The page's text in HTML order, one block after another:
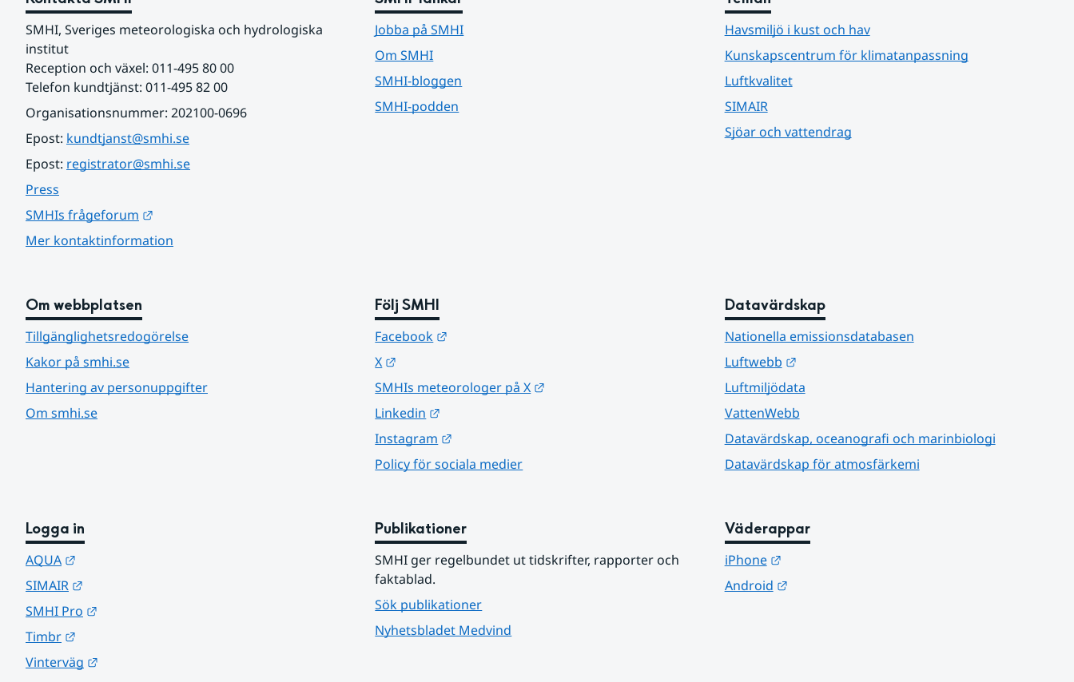
SMHI, Sveriges meteorologiska och hydrologiska
institut
Reception och växel: 011-495 80 00
Telefon kundtjänst: 011-495 82 00
Organisationsnummer: 202100-0696
Epost: kundtjanst@smhi.se
Epost: registrator@smhi.se
Press
SMHIs frågeforum
Mer kontaktinformation
Jobba på SMHI
Om SMHI
SMHI-bloggen
SMHI-podden
Havsmiljö i kust och hav
Kunskapscentrum för klimatanpassning
Luftkvalitet
SIMAIR
Sjöar och vattendrag
Om webbplatsen
Tillgänglighetsredogörelse
Kakor på smhi.se
Hantering av personuppgifter
Om smhi.se
Följ SMHI
Facebook
X
SMHIs meteorologer på X
Linkedin
Instagram
Policy för sociala medier
Datavärdskap
Nationella emissionsdatabasen
Luftwebb
Länk till annan webbplats.
Luftmiljödata
VattenWebb
Datavärdskap, oceanografi och marinbiologi
Datavärdskap för atmosfärkemi
Logga in
AQUA
SIMAIR
SMHI Pro
Timbr
Vinterväg
Publikationer
SMHI ger regelbundet ut tidskrifter, rapporter och
faktablad.
Sök publikationer
Nyhetsbladet Medvind
Väderappar
iPhone
Länk till annan webbplats.
Android
Länk till annan webbplats.